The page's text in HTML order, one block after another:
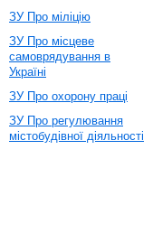
ЗУ Про міліцію
ЗУ Про місцеве
самоврядування в
Україні
ЗУ Про охорону праці
ЗУ Про регулювання
містобудівної діяльності